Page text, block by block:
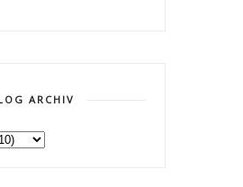
ARCHIV